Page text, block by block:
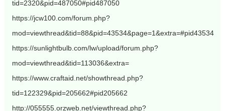
tid=2320&pid=487050#pid487050
https://jcw100.com/forum.php?
mod=viewthread&tid=88&pid=43534&page=1&extra=#pid43534
https://sunlightbulb.com/lw/upload/forum.php?
mod=viewthread&tid=113036&extra=
https://www.craftaid.net/showthread.php?
tid=122329&pid=205662#pid205662
http://055555.orzweb.net/viewthread.php?